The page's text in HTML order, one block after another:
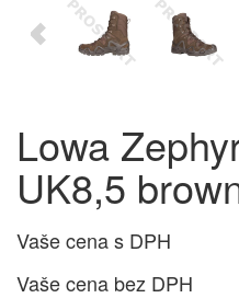
Lowa
UK8,5
Vaše cena s DPH
Vaše cena bez DPH